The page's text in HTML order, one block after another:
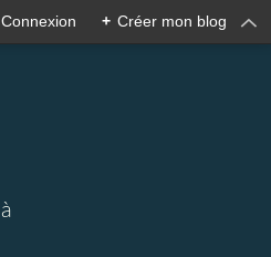
Connexion + Créer mon blog